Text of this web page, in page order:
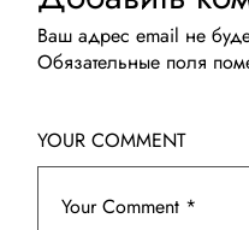
Ваш адрес email не
Обязательные поля
YOUR COMMENT